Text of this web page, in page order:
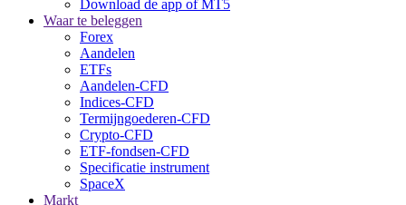
Download de app of MT5
Waar te beleggen
Forex
Aandelen
ETFs
Aandelen-CFD
Indices-CFD
Termijngoederen-CFD
Crypto-CFD
ETF-fondsen-CFD
Specificatie instrument
SpaceX
Markt